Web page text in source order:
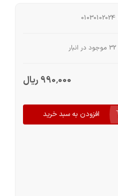
01030102024
32 موجود در انبار
990٬000 ریال
افزودن به سبد خرید